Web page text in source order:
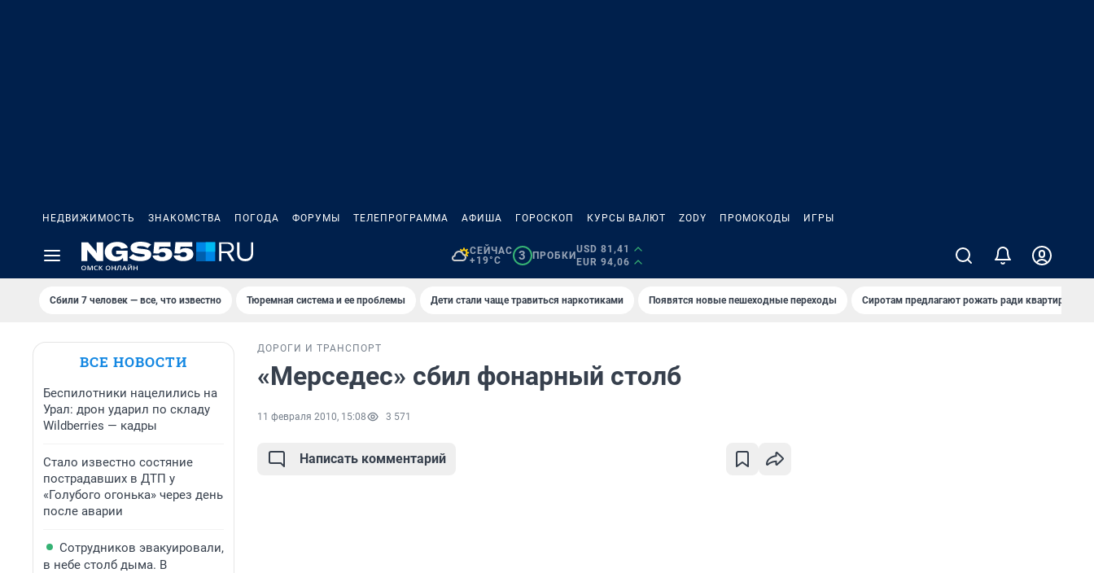
НЕДВИЖИМОСТЬ ЗНАКОМСТВА ПОГОДА ФОРУМЫ ТЕЛЕПРОГРАММА АФИША ГОРОСКОП КУРСЫ ВАЛЮТ ZODY ПРОМОКОДЫ ИГРЫ
СЕЙЧАС
+19°C
3 ПРОБКИ
USD 81,41
EUR 94,06
Сбили 7 человек — все, что известно Тюремная система и ее проблемы Дети стали чаще травиться наркотиками Появятся новые пешеходные переходы Сиротам предлагают рожать ради квартиры
ВСЕ НОВОСТИ
Беспилотники нацелились на
Урал: дрон ударил по складу
Wildberries — кадры
Стало известно состяние
пострадавших в ДТП у
«Голубого огонька» через день
после аварии
Сотрудников эвакуировали,
в небе столб дыма. В
ДОРОГИ И ТРАНСПОРТ
«Мерседес» сбил фонарный столб
11 февраля 2010, 15:08 3 571
Написать комментарий